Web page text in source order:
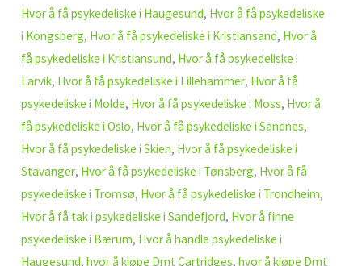
Hvor å få psykedeliske i Haugesund, Hvor å få psykedeliske
i Kongsberg, Hvor å få psykedeliske i Kristiansand, Hvor å
få psykedeliske i Kristiansund, Hvor å få psykedeliske i
Larvik, Hvor å få psykedeliske i Lillehammer, Hvor å få
psykedeliske i Molde, Hvor å få psykedeliske i Moss, Hvor å
få psykedeliske i Oslo, Hvor å få psykedeliske i Sandnes,
Hvor å få psykedeliske i Skien, Hvor å få psykedeliske i
Stavanger, Hvor å få psykedeliske i Tønsberg, Hvor å få
psykedeliske i Tromsø, Hvor å få psykedeliske i Trondheim,
Hvor å få tak i psykedeliske i Sandefjord, Hvor å finne
psykedeliske i Bærum, Hvor å handle psykedeliske i
Haugesund,hvor å kjøpe Dmt Cartridges,hvor å kjøpe Dmt